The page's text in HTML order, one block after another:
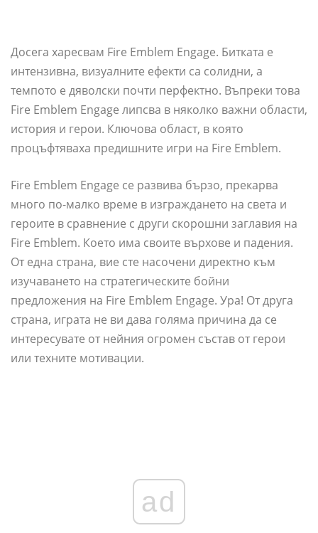
Досега харесвам Fire Emblem Engage. Битката е
интензивна, визуалните ефекти са солидни, а
темпото е дяволски почти перфектно. Въпреки това
Fire Emblem Engage липсва в няколко важни области,
история и герои. Ключова област, в която
процъфтяваха предишните игри на Fire Emblem.
Fire Emblem Engage се развива бързо, прекарва
много по-малко време в изграждането на света и
героите в сравнение с други скорошни заглавия на
Fire Emblem. Което има своите върхове и падения.
От една страна, вие сте насочени директно към
изучаването на стратегическите бойни
предложения на Fire Emblem Engage. Ура! От друга
страна, играта не ви дава голяма причина да се
интересувате от нейния огромен състав от герои
или техните мотивации.
ad